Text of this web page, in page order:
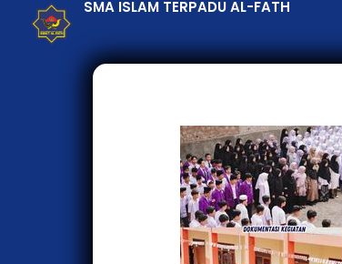
SMA ISLAM TERPADU AL-FATH